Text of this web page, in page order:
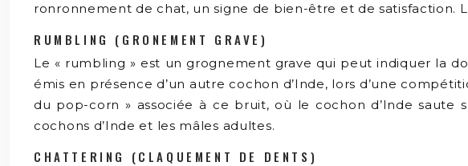
ronronnement de chat, un signe de bien-être et de satisfaction.
RUMBLING (GRONEMENT GRAVE)
Le « rumbling » est un grognement grave qui peut indiquer la
émis en présence d’un autre cochon d’Inde, lors d’une
du pop-corn » associée à ce bruit, où le cochon d’Inde
cochons d’Inde et les mâles adultes.
CHATTERING (CLAQUEMENT DE DENTS)